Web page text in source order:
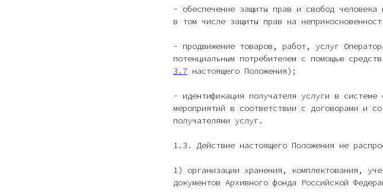
- обеспечение защиты прав и свобод человека
в том числе защиты прав на
- продвижение товаров, работ, услуг
потенциальным потребителем с помощью
3.7 настоящего Положения);
- идентификация получателя услуги в
мероприятий в соответствии с договорами и
получателями услуг.
1.3. Действие настоящего Положения не
1) организации хранения, комплектования,
документов Архивного фонда Российской